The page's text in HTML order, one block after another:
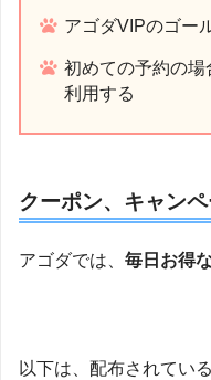
アゴダVIPのゴー
初めての予約の
利用する
クーポン、キャン
アゴダでは、 毎日お得
以下は、配布されてい